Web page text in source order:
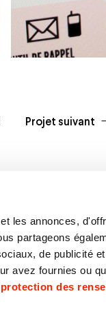
les annonces,
partageons
de publicité
avez fournies ou
des
Projet suivant
514 281-6601
info@orangetango.com